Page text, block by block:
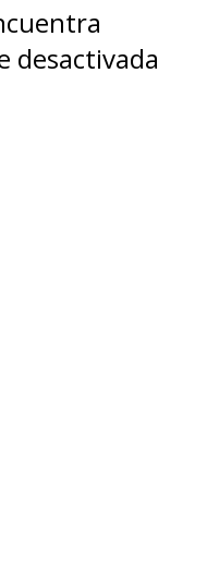
desactivada